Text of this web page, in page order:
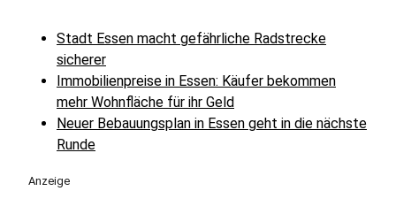
Stadt Essen macht gefährliche Radstrecke
sicherer
Immobilienpreise in Essen: Käufer bekommen
mehr Wohnfläche für ihr Geld
Neuer Bebauungsplan in Essen geht in die nächste
Runde
Anzeige